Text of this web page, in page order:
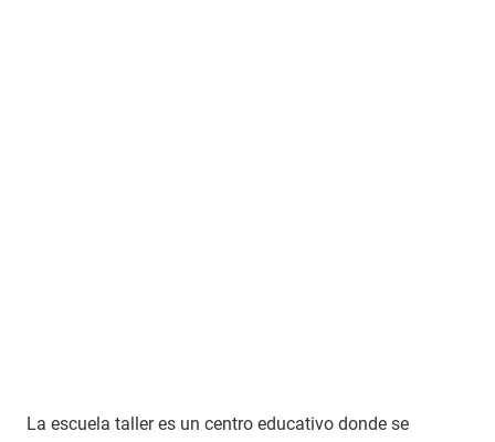
La escuela taller es un centro educativo donde se